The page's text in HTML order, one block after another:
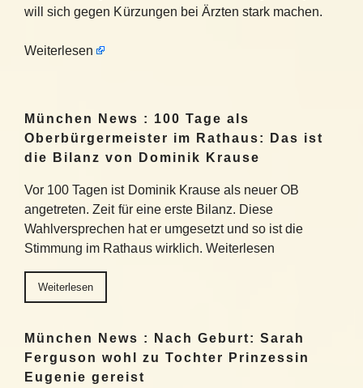
will sich gegen Kürzungen bei Ärzten stark machen.
Weiterlesen
München News : 100 Tage als
Oberbürgermeister im Rathaus: Das ist
die Bilanz von Dominik Krause
Vor 100 Tagen ist Dominik Krause als neuer OB
angetreten. Zeit für eine erste Bilanz. Diese
Wahlversprechen hat er umgesetzt und so ist die
Stimmung im Rathaus wirklich. Weiterlesen
Weiterlesen
München News : Nach Geburt: Sarah
Ferguson wohl zu Tochter Prinzessin
Eugenie gereist